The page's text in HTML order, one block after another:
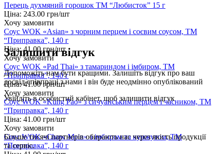
Перець духмяний горошок ТМ “Любисток” 15 г
Ціна: 243.00 грн/шт
Хочу замовити
Соус WOK «Asian» з чорним перцем і соєвим соусом, ТМ
“Приправка”, 140 г
Ціна:41.00 грн/шт
Хочу замовити
Соус WOK «Pad Thai» з тамариндом і імбиром, ТМ
“Приправка”, 140 г
Ціна:41.00 грн/шт
Хочу замовити
Соус WOK «Kung Pao» з сичуанським перцем і часником, ТМ
“Приправка”, 140 г
Ціна: 41.00 грн/шт
Хочу замовити
Соус WOK «Chow Mein» з імбиром та кунжутом, ТМ
“Приправка”, 140 г
Залишити відгук
Допоможіть нам бути кращими. Залишіть відгук про ваш
досвід співпраці з нами і він буде неодмінно опублікований
Увійдітьв особистий кабінет, щоб залишити відгук
Більше тисячі партнерів обирають нас через якість продукції
та сервіс.